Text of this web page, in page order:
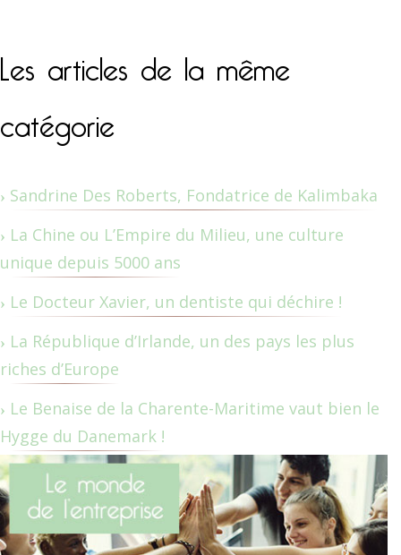
Les articles de la même
catégorie
Sandrine Des Roberts, Fondatrice de Kalimbaka
La Chine ou L’Empire du Milieu, une culture
unique depuis 5000 ans
Le Docteur Xavier, un dentiste qui déchire !
La République d’Irlande, un des pays les plus
riches d’Europe
Le Benaise de la Charente-Maritime vaut bien le
Hygge du Danemark !